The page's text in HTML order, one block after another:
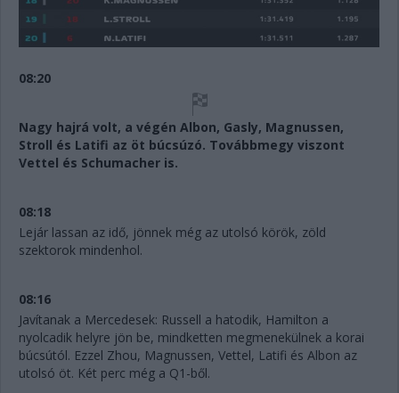
08:20
Nagy hajrá volt, a végén Albon, Gasly, Magnussen,
Stroll és Latifi az öt búcsúzó. Továbbmegy viszont
Vettel és Schumacher is.
08:18
Lejár lassan az idő, jönnek még az utolsó körök, zöld
szektorok mindenhol.
08:16
Javítanak a Mercedesek: Russell a hatodik, Hamilton a
nyolcadik helyre jön be, mindketten megmenekülnek a korai
búcsútól. Ezzel Zhou, Magnussen, Vettel, Latifi és Albon az
utolsó öt. Két perc még a Q1-ből.